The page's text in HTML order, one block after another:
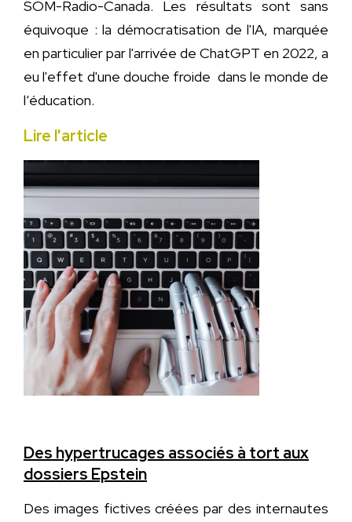
SOM-Radio-Canada. Les résultats sont sans
équivoque : la démocratisation de l'IA, marquée
en particulier par l'arrivée de ChatGPT en 2022, a
eu l'effet d'une douche froide dans le monde de
l’éducation.
Lire l'article
Des hypertrucages associés à tort aux
dossiers Epstein
Des images fictives créées par des internautes